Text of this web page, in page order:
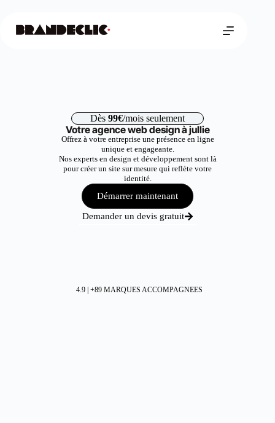
Dès 99€/mois seulement
Votre agence web design à jullie
Offrez à votre entreprise une présence en ligne
unique et engageante.
Nos experts en design et développement sont là
pour créer un site sur mesure qui reflète votre
identité.
Démarrer maintenant
Demander un devis gratuit
4.9 | +89 MARQUES ACCOMPAGNEES